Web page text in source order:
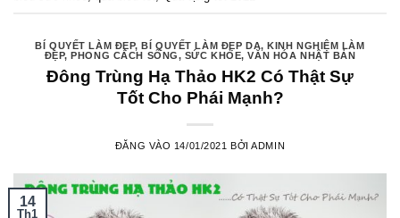
BÍ QUYẾT LÀM ĐẸP,BÍ QUYẾT LÀM ĐẸP DA,KINH NGHIỆM LÀM
ĐẸP,PHONG CÁCH SỐNG, SỨC KHỎE,VĂN HÓA NHẬT BẢN
Đông Trùng Hạ Thảo HK2 Có Thật Sự
Tốt Cho Phái Mạnh?
ĐĂNG VÀO 14/01/2021 BỞIADMIN
14
Th1